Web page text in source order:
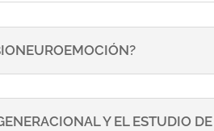
Y EL ESTUDIO